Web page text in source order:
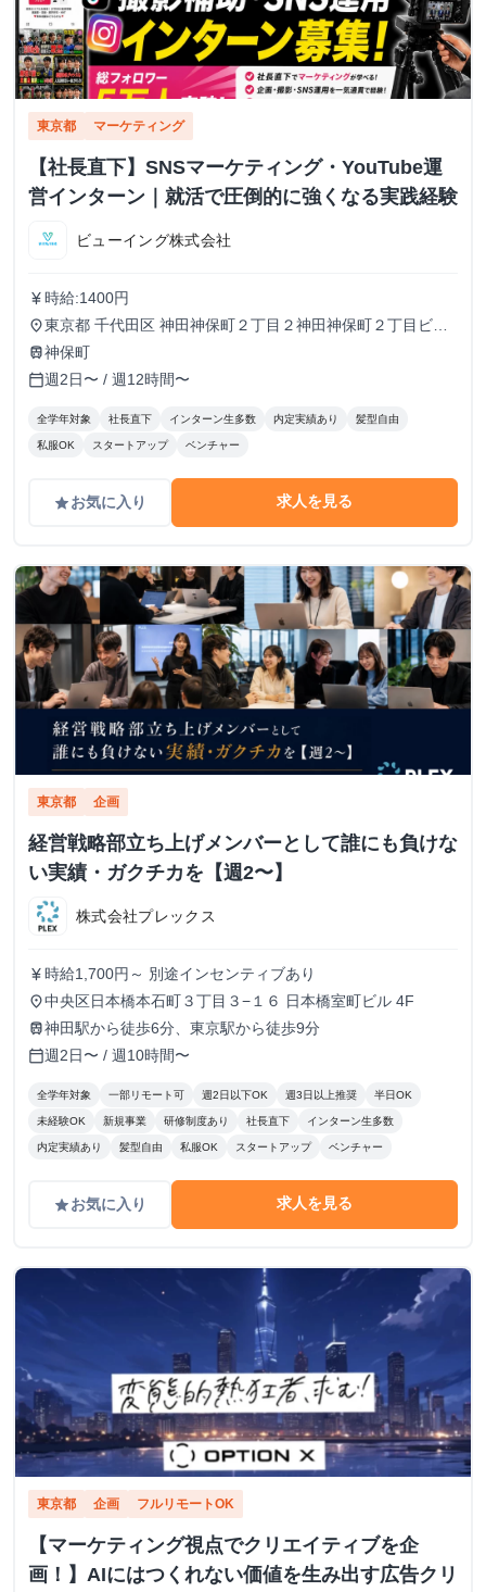
東京都 マーケティング
【社長直下】SNSマーケティング・YouTube運
営インターン｜就活で圧倒的に強くなる実践経験
ビューイング株式会社
currency_yen 時給:1400円
place東京都 千代田区 神田神保町２丁目２神田神保町２丁目ビル
５０２号室
train神保町
calendar_today週2日〜 / 週12時間〜
全学年対象 社長直下 インターン生多数 内定実績あり 髪型自由
私服OK スタートアップ ベンチャー
gradeお気に入り 求人を見る
東京都 企画
経営戦略部立ち上げメンバーとして誰にも負けな
い実績・ガクチカを【週2〜】
株式会社プレックス
currency_yen 時給1,700円～ 別途インセンティブあり
place中央区日本橋本石町３丁目３−１６ 日本橋室町ビル 4F
train神田駅から徒歩6分、東京駅から徒歩9分
calendar_today週2日〜 / 週10時間〜
全学年対象 一部リモート可 週2日以下OK 週3日以上推奨 半日OK
未経験OK 新規事業 研修制度あり 社長直下 インターン生多数
内定実績あり 髪型自由 私服OK スタートアップ ベンチャー
gradeお気に入り 求人を見る
東京都 企画 フルリモートOK
【マーケティング視点でクリエイティブを企
画！】AIにはつくれない価値を生み出す広告クリ